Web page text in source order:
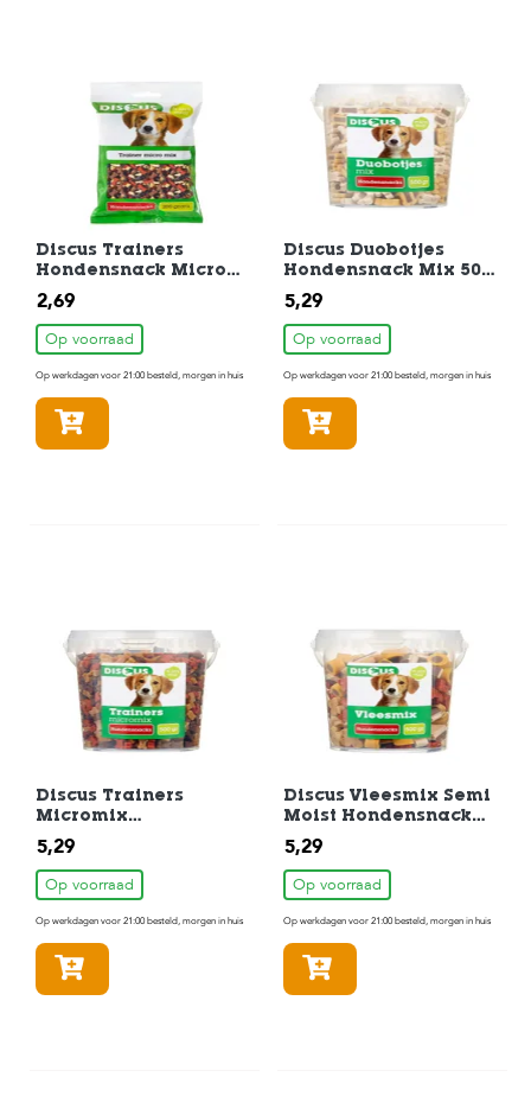
Discus Trainers
Hondensnack Micro
Mix 200 gram
2,69
Op voorraad
Op werkdagen voor 21:00 besteld, morgen in huis
Discus Duobotjes
Hondensnack Mix 500
gr
5,29
Op voorraad
Op werkdagen voor 21:00 besteld, morgen in huis
Discus Trainers
Micromix
Hondensnack 500 gr
5,29
Op voorraad
Op werkdagen voor 21:00 besteld, morgen in huis
Discus Vleesmix Semi
Moist Hondensnack
500 gr
5,29
Op voorraad
Op werkdagen voor 21:00 besteld, morgen in huis